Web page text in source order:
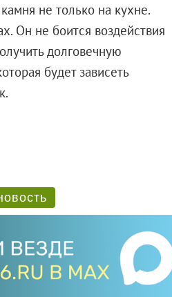
не только на кухне.
Он не боится воздействия
долговечную
будет зависеть